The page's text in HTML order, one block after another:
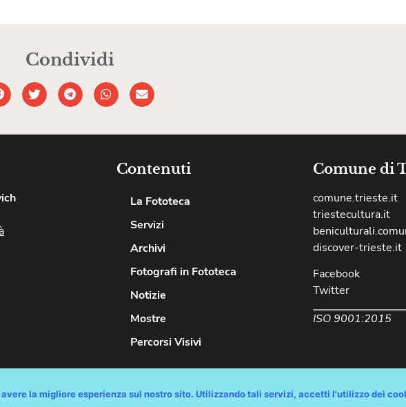
Condividi
Contenuti
La Fototeca
Servizi
Archivi
Fotografi in Fototeca
Notizie
Mostre
Percorsi Visivi
Comune di
comune.trieste.it
triestecultura.it
discover-trieste.it
Facebook
Twitter
ISO 9001:2015
tutti i diritti riservati / Progetto e Sviluppo Media Technologies Srl /Feedback/Dichiarazione
la migliore esperienza sul nostro sito. Utilizzando tali servizi, accetti l'utilizzo dei